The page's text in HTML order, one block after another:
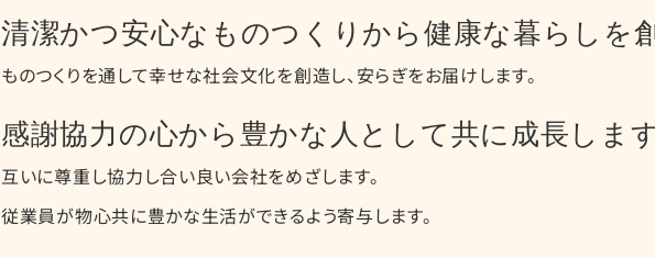
清潔かつ安心な ものつくりから健康な暮らしを
ものつくりを通して幸せな社会文化を創造し、安らぎをお届けします。
感謝協力の心から豊かな人として共に成長しま
互いに尊重し協力し合い良い会社をめざします。
従業員が物心共に豊かな生活ができるよう寄与します。